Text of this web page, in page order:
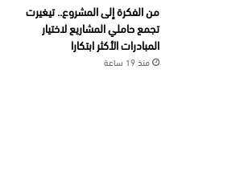
من الفكرة إلى المشروع.. تيغيرت
تجمع حاملي المشاريع لاختيار
المبادرات الأكثر ابتكارا
منذ 19 ساعة